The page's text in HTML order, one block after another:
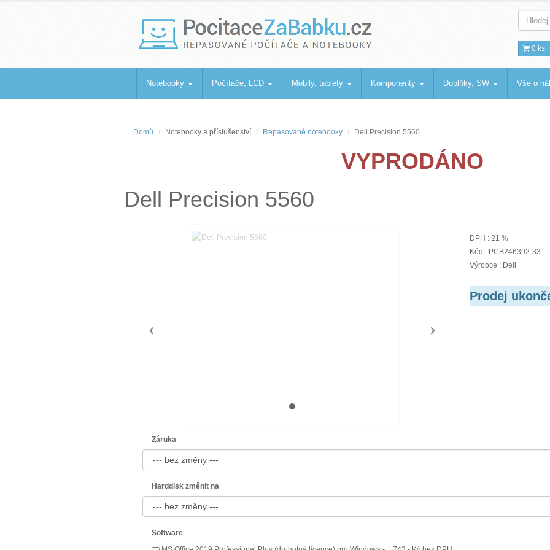
PocitaceZaBabku.cz
Repasované počítače a notebooky 0 ks |
Notebooky Počítače, LCD Mobily, tablety Komponenty Doplňky, SW Vše o
Domů Notebooky a příslušenství Repasované notebooky Dell Precision 5560
VYPRODÁNO
Dell Precision 5560
DPH : 21 %
Kód : PCB246392-33
Výrobce : Dell
Prodej
Záruka
Harddisk změnit na
Software